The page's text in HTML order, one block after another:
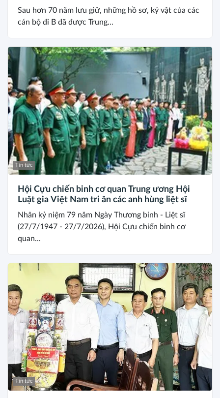
Sau hơn 70 năm lưu giữ, những hồ sơ, kỷ vật của các
cán bộ đi B đã được Trung...
Tin tức
Hội Cựu chiến binh cơ quan Trung ương Hội
Luật gia Việt Nam tri ân các anh hùng liệt sĩ
Nhân kỷ niệm 79 năm Ngày Thương binh - Liệt sĩ
(27/7/1947 - 27/7/2026), Hội Cựu chiến binh cơ
quan...
Tin tức